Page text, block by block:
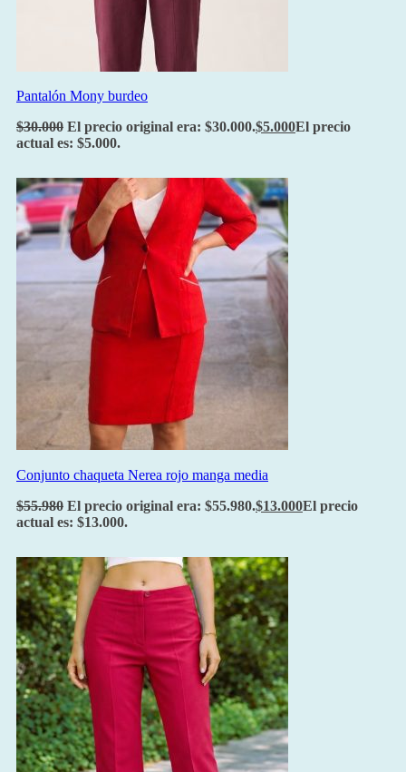
Pantalón Mony burdeo
$30.000 El precio original era: $30.000.$5.000El precio
actual es: $5.000.
Conjunto chaqueta Nerea rojo manga media
$55.980 El precio original era: $55.980.$13.000El precio
actual es: $13.000.